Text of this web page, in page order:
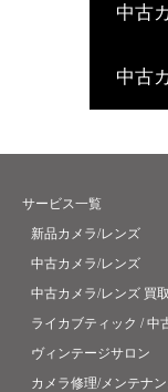
中古
中古
サービス一覧
新品カメラ/レンズ
中古カメラ/レンズ
中古カメラ/レンズ 買取
ライカブティック / 中
ヴィンテージサロン
カメラ修理/メンテナン